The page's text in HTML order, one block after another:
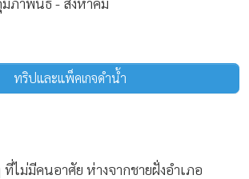
ทริปและแพ็คเกจดำน้ำ
ไม่มีคนอาศัย ห่างจากชายฝั่งอำเภอ